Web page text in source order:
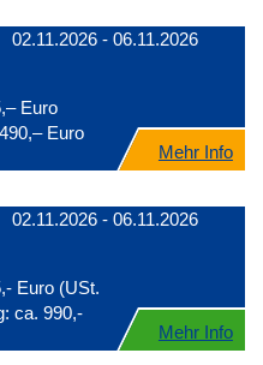
02.11.2026 - 06.11.2026
Euro
Euro
Mehr Info
02.11.2026 - 06.11.2026
Euro (USt.
ca. 990,-
Mehr Info